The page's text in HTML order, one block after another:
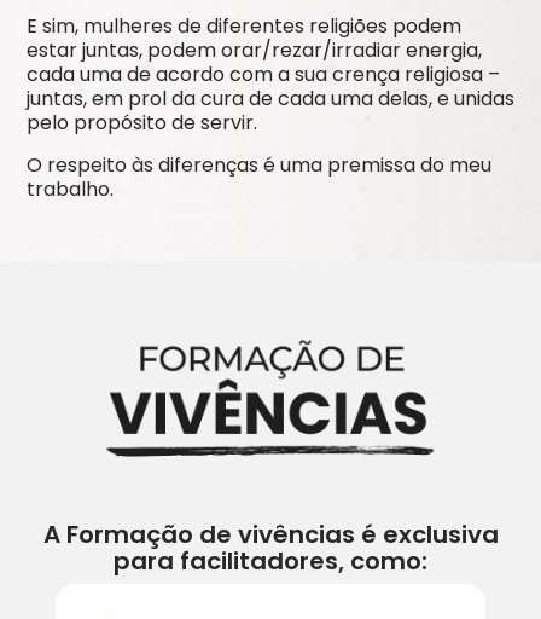
E sim, mulheres de diferentes religiões podem
estar juntas, podem orar/rezar/irradiar energia,
cada uma de acordo com a sua crença religiosa –
juntas, em prol dacura de cada uma delas, e unidas
pelo propósito de servir.
O respeito às diferenças é uma premissa do meu
trabalho.
A Formação de vivências é exclusiva
para facilitadores, como: